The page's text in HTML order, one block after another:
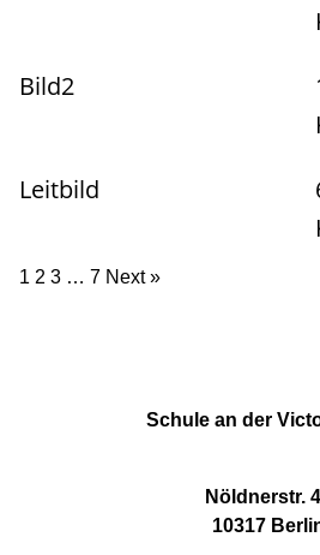
Bild2
Leitbild
1 2 3 … 7 Next »
Schule an der
Nöldnerstr.
10317